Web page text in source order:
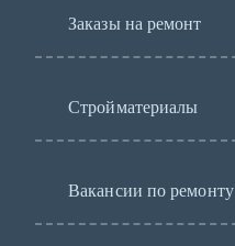
Заказы на ремонт
Стройматериалы
Вакансии по ремонту